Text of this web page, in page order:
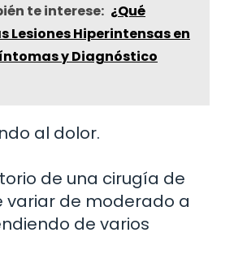
te interese: ¿Qué
Lesiones Hiperintensas en
y Diagnóstico
al dolor.
de una cirugía de
variar de moderado a
de varios